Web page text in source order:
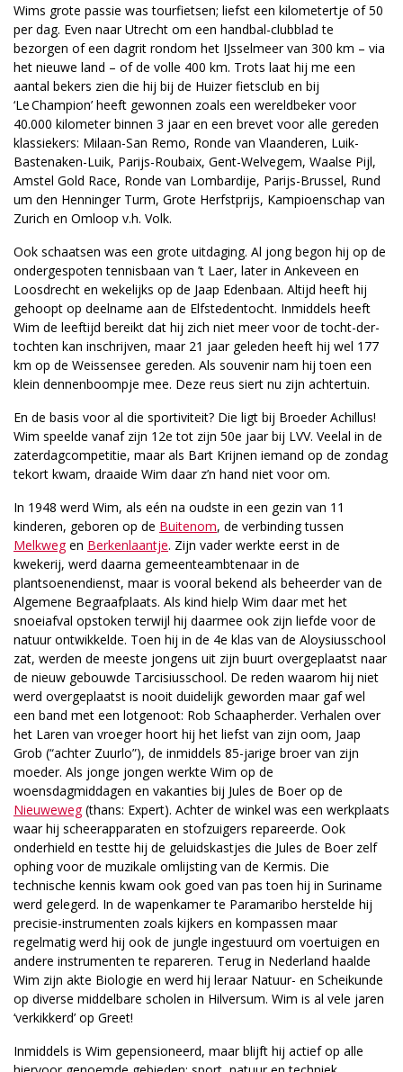
Wims grote passie was tourfietsen; liefst een kilometertje of 50
per dag. Even naar Utrecht om een handbal-clubblad te
bezorgen of een dagrit rondom het IJsselmeer van 300 km – via
het nieuwe land – of de volle 400 km. Trots laat hij me een
aantal bekers zien die hij bij de Huizer fietsclub en bij
‘Le Champion’ heeft gewonnen zoals een wereldbeker voor
40.000 kilometer binnen 3 jaar en een brevet voor alle gereden
klassiekers: Milaan-San Remo, Ronde van Vlaanderen, Luik-
Bastenaken-Luik, Parijs-Roubaix, Gent-Welvegem, Waalse Pijl,
Amstel Gold Race, Ronde van Lombardije, Parijs-Brussel, Rund
um den Henninger Turm, Grote Herfstprijs, Kampioenschap van
Zurich en Omloop v.h. Volk.
Ook schaatsen was een grote uitdaging. Al jong begon hij op de
ondergespoten tennisbaan van ’t Laer, later in Ankeveen en
Loosdrecht en wekelijks op de Jaap Edenbaan. Altijd heeft hij
gehoopt op deelname aan de Elfstedentocht. Inmiddels heeft
Wim de leeftijd bereikt dat hij zich niet meer voor de tocht-der-
tochten kan inschrijven, maar 21 jaar geleden heeft hij wel 177
km op de Weissensee gereden. Als souvenir nam hij toen een
klein dennenboompje mee. Deze reus siert nu zijn achtertuin.
En de basis voor al die sportiviteit? Die ligt bij Broeder Achillus!
Wim speelde vanaf zijn 12e tot zijn 50e jaar bij LVV. Veelal in de
zaterdagcompetitie, maar als Bart Krijnen iemand op de zondag
tekort kwam, draaide Wim daar z’n hand niet voor om.
In 1948 werd Wim, als eén na oudste in een gezin van 11
kinderen, geboren op de Buitenom, de verbinding tussen
Melkwegen Berkenlaantje. Zijn vader werkte eerst in de
kwekerij, werd daarna gemeenteambtenaar in de
plantsoenendienst, maar is vooral bekend als beheerder van de
Algemene Begraafplaats. Als kind hielp Wim daar met het
snoeiafval opstoken terwijl hij daarmee ook zijn liefde voor de
natuur ontwikkelde. Toen hij in de 4e klas van de Aloysiusschool
zat, werden de meeste jongens uit zijn buurt overgeplaatst naar
de nieuw gebouwde Tarcisiusschool. De reden waarom hij niet
werd overgeplaatst is nooit duidelijk geworden maar gaf wel
een band met een lotgenoot: Rob Schaapherder. Verhalen over
het Laren van vroeger hoort hij het liefst van zijn oom, Jaap
Grob (“achter Zuurlo”), de inmiddels 85-jarige broer van zijn
moeder. Als jonge jongen werkte Wim op de
woensdagmiddagen en vakanties bij Jules de Boer op de
Nieuweweg(thans: Expert). Achter de winkel was een werkplaats
waar hij scheerapparaten en stofzuigers repareerde. Ook
onderhield en testte hij de geluidskastjes die Jules de Boer zelf
ophing voor de muzikale omlijsting van de Kermis. Die
technische kennis kwam ook goed van pas toen hij in Suriname
werd gelegerd. In de wapenkamer te Paramaribo herstelde hij
precisie-instrumenten zoals kijkers en kompassen maar
regelmatig werd hij ook de jungle ingestuurd om voertuigen en
andere instrumenten te repareren. Terug in Nederland haalde
Wim zijn akte Biologie en werd hij leraar Natuur- en Scheikunde
op diverse middelbare scholen in Hilversum. Wim is al vele jaren
‘verkikkerd’ op Greet!
Inmiddels is Wim gepensioneerd, maar blijft hij actief op alle